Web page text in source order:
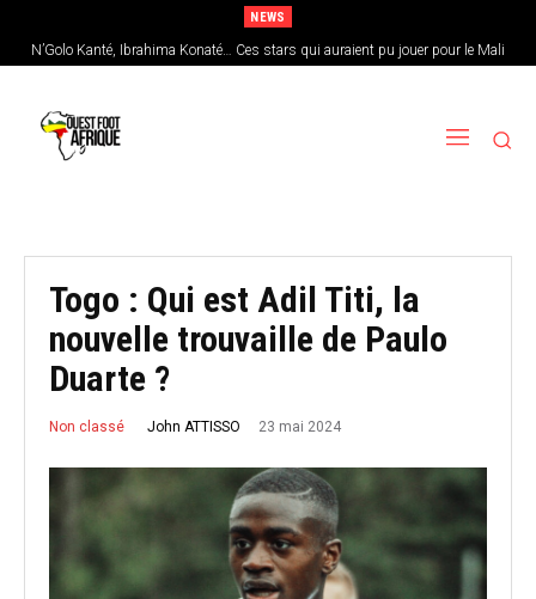
NEWS
N’Golo Kanté, Ibrahima Konaté… Ces stars qui auraient pu jouer pour le Mali
Sénégal : Patrick Vieira en pole position pour remplacer Pape Thiaw
Togo : Qui est Adil Titi, la
nouvelle trouvaille de Paulo
Duarte ?
Non classé John ATTISSO 23 mai 2024